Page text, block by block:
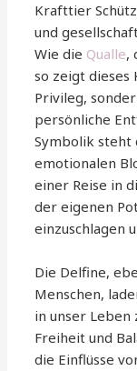
Krafttier
und
Wie die Qualle,
so zeigt dieses
Privileg,
persönliche
Symbolik steht
emotionalen
einer Reise in
der eigenen
einzuschlagen
Die Delfine,
Menschen,
in unser
Freiheit und
die Einflüsse